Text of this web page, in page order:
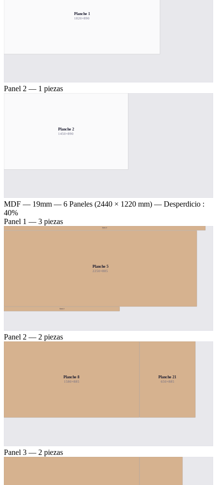
Planche 1
1820×890
Panel 2 — 1 piezas
Planche 2
1450×890
MDF — 19mm — 6 Paneles (2440 × 1220 mm) — Desperdicio :
40%
Panel 1 — 3 piezas
Planche 23
Planche 5
2250×885
Planche 22
1350×50 ↻
Panel 2 — 2 piezas
Planche 8
1580×885
Planche 21
650×885
Panel 3 — 2 piezas